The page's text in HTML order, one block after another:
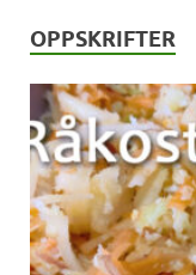
OPPSKRIFTER